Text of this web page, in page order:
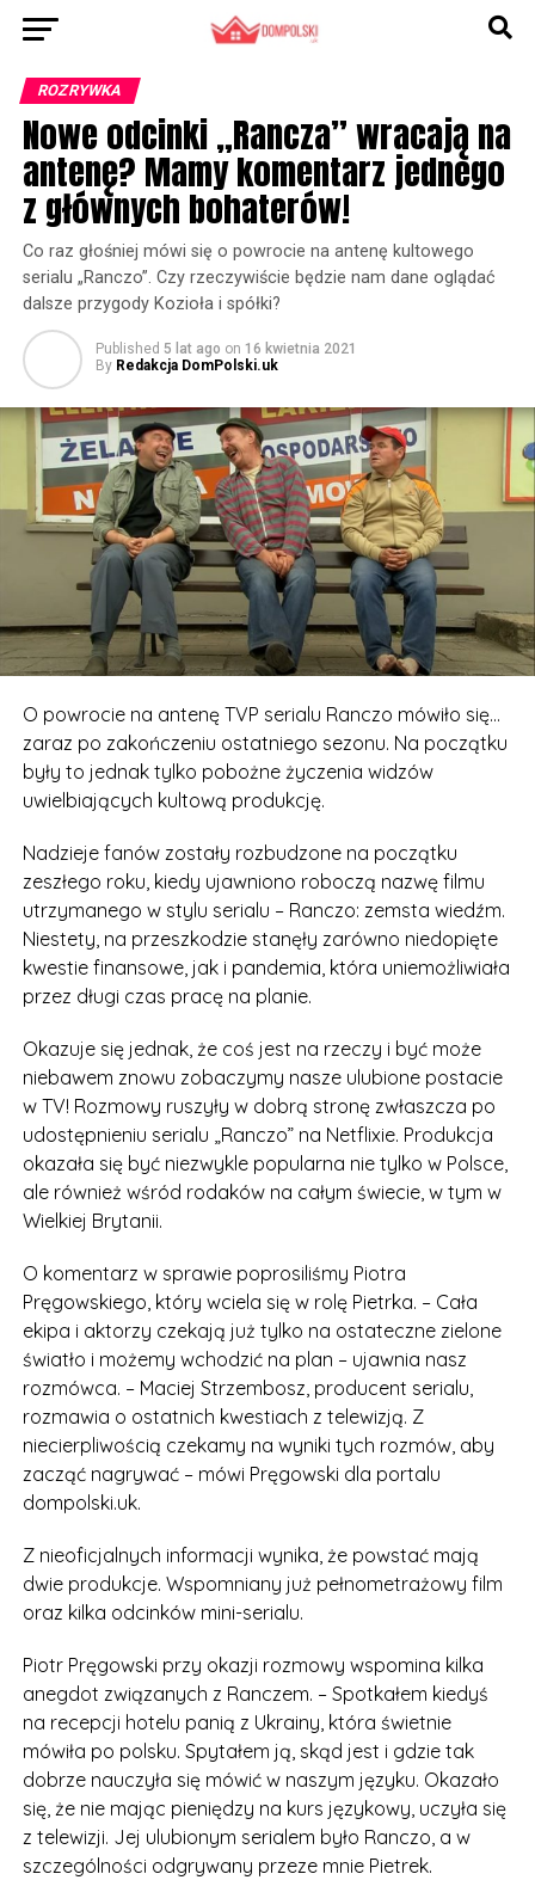
ROZRYWKA
Nowe odcinki „Rancza” wracają na
antenę? Mamy komentarz jednego
z głównych bohaterów!
Co raz głośniej mówi się o powrocie na antenę kultowego
serialu „Ranczo”. Czy rzeczywiście będzie nam dane oglądać
dalsze przygody Kozioła i spółki?
Published 5 lat ago on 16 kwietnia 2021
By Redakcja DomPolski.uk
O powrocie na antenę TVP serialu Ranczo mówiło się…
zaraz po zakończeniu ostatniego sezonu. Na początku
były to jednak tylko pobożne życzenia widzów
uwielbiających kultową produkcję.
Nadzieje fanów zostały rozbudzone na początku
zeszłego roku, kiedy ujawniono roboczą nazwę filmu
utrzymanego w stylu serialu – Ranczo: zemsta wiedźm.
Niestety, na przeszkodzie stanęły zarówno niedopięte
kwestie finansowe, jak i pandemia, która uniemożliwiała
przez długi czas pracę na planie.
Okazuje się jednak, że coś jest na rzeczy i być może
niebawem znowu zobaczymy nasze ulubione postacie
w TV! Rozmowy ruszyły w dobrą stronę zwłaszcza po
udostępnieniu serialu „Ranczo” na Netflixie. Produkcja
okazała się być niezwykle popularna nie tylko w Polsce,
ale również wśród rodaków na całym świecie, w tym w
Wielkiej Brytanii.
O komentarz w sprawie poprosiliśmy Piotra
Pręgowskiego, który wciela się w rolę Pietrka. – Cała
ekipa i aktorzy czekają już tylko na ostateczne zielone
światło i możemy wchodzić na plan – ujawnia nasz
rozmówca. – Maciej Strzembosz, producent serialu,
rozmawia o ostatnich kwestiach z telewizją. Z
niecierpliwością czekamy na wyniki tych rozmów, aby
zacząć nagrywać – mówi Pręgowski dla portalu
dompolski.uk.
Z nieoficjalnych informacji wynika, że powstać mają
dwie produkcje. Wspomniany już pełnometrażowy film
oraz kilka odcinków mini-serialu.
Piotr Pręgowski przy okazji rozmowy wspomina kilka
anegdot związanych z Ranczem. – Spotkałem kiedyś
na recepcji hotelu panią z Ukrainy, która świetnie
mówiła po polsku. Spytałem ją, skąd jest i gdzie tak
dobrze nauczyła się mówić w naszym języku. Okazało
się, że nie mając pieniędzy na kurs językowy, uczyła się
z telewizji. Jej ulubionym serialem było Ranczo, a w
szczególności odgrywany przeze mnie Pietrek.